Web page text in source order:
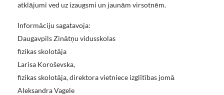
atklājumi ved uz izaugsmi un jaunām virsotnēm.
Informāciju sagatavoja:
Daugavpils Zinātņu vidusskolas
fizikas skolotāja
Larisa Koroševska,
fizikas skolotāja, direktora vietniece izglītības jomā
Aleksandra Vagele